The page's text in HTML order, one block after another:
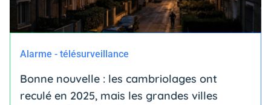
Alarme - télésurveillance
Bonne nouvelle : les cambriolages ont
reculé en 2025, mais les grandes villes